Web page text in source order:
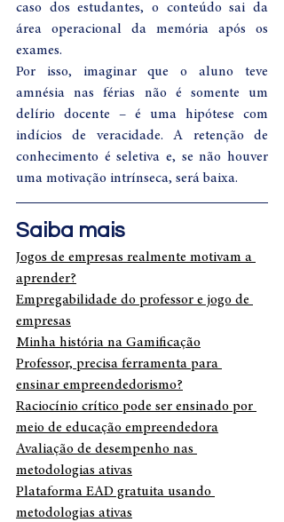
caso dos estudantes, o conteúdo sai da
área operacional da memória após os
exames.
Por isso, imaginar que o aluno teve
amnésia nas férias não é somente um
delírio docente – é uma hipótese com
indícios de veracidade. A retenção de
conhecimento é seletiva e, se não houver
uma motivação intrínseca, será baixa.
Saiba mais
Jogos de empresas realmente motivam a
aprender?
Empregabilidade do professor e jogo de
empresas
Minha história na Gamificação
Professor, precisa ferramenta para
ensinar empreendedorismo?
Raciocínio crítico pode ser ensinado por
meio de educação empreendedora
Avaliação de desempenho nas
metodologias ativas
Plataforma EAD gratuita usando
metodologias ativas